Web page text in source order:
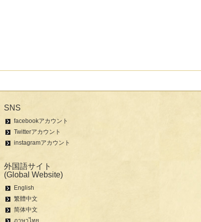
SNS
facebookアカウント
Twitterアカウント
instagramアカウント
外国語サイト
(Global Website)
English
繁體中文
简体中文
ภาษาไทย